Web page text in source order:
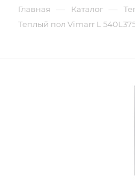
Главная — Каталог —
Теплый пол Vimarr L